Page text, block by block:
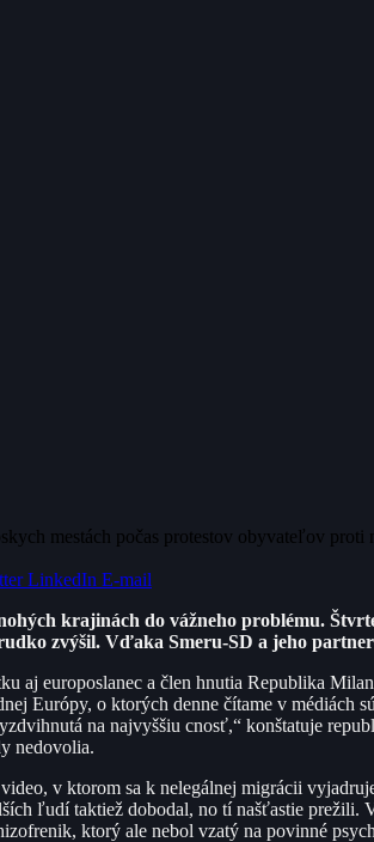
mestách počas protestov obyvateľov proti
LinkedIn E-mail
krajinách do vážneho problému.
zvýšil. Vďaka Smeru-SD a jeho
aj europoslanec a člen hnutia Republika
Európy, o ktorých denne čítame v médiách
na najvyššiu cnosť,“ konštatuje
nedovolia.
v ktorom sa k nelegálnej migrácii
ľudí taktiež dobodal, no tí našťastie prežili.
ktorý ale nebol vzatý na povinné